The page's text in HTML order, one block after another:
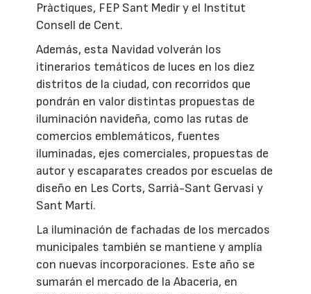
Pràctiques, FEP Sant Medir y el Institut
Consell de Cent.
Además, esta Navidad volverán los
itinerarios temáticos de luces en los diez
distritos de la ciudad, con recorridos que
pondrán en valor distintas propuestas de
iluminación navideña, como las rutas de
comercios emblemáticos, fuentes
iluminadas, ejes comerciales, propuestas de
autor y escaparates creados por escuelas de
diseño en Les Corts, Sarrià-Sant Gervasi y
Sant Martí.
La iluminación de fachadas de los mercados
municipales también se mantiene y amplía
con nuevas incorporaciones. Este año se
sumarán el mercado de la Abaceria, en